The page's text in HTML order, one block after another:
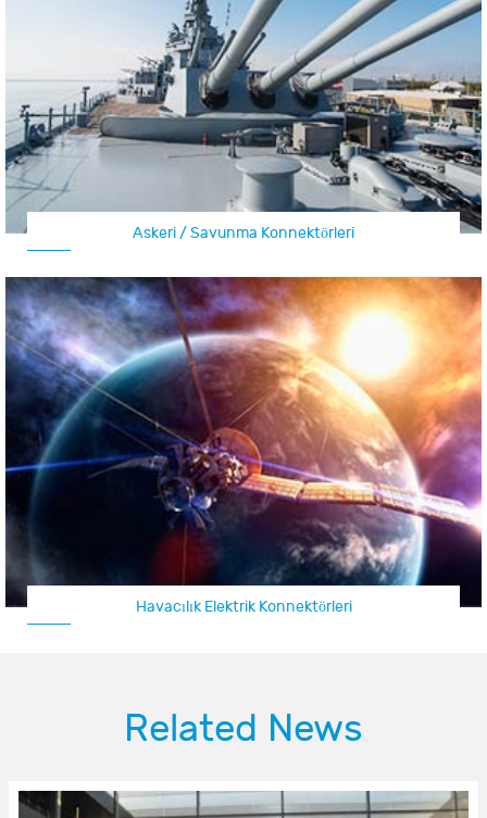
Askeri / Savunma Konnektörleri
Uçak Konnektörü / İHA Konnektörü
Related News